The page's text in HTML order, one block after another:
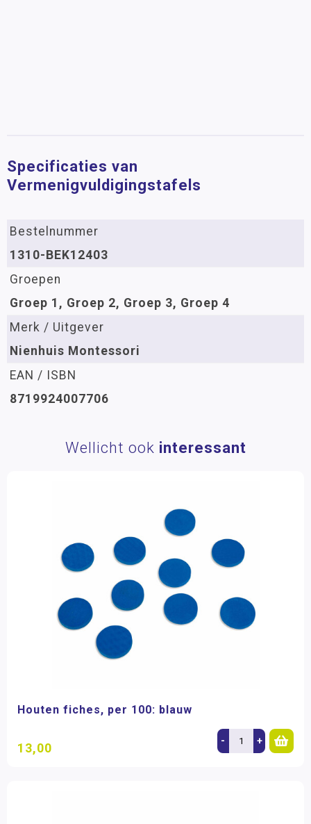
Specificaties van
Vermenigvuldigingstafels
Bestelnummer
1310-BEK12403
Groepen
Groep 1, Groep 2, Groep 3, Groep 4
Merk / Uitgever
Nienhuis Montessori
EAN / ISBN
8719924007706
Wellicht ook interessant
Houten fiches, per 100: blauw
13,00 - +